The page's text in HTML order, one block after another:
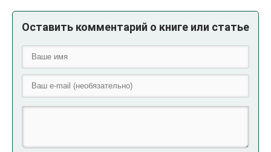
Оставить комментарий о книге или статье